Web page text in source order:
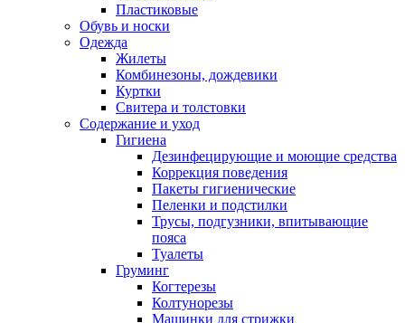
Пластиковые
Обувь и носки
Одежда
Жилеты
Комбинезоны, дождевики
Куртки
Свитера и толстовки
Содержание и уход
Гигиена
Дезинфецирующие и моющие средства
Коррекция поведения
Пакеты гигиенические
Пеленки и подстилки
Трусы, подгузники, впитывающие
пояса
Туалеты
Груминг
Когтерезы
Колтунорезы
Машинки для стрижки